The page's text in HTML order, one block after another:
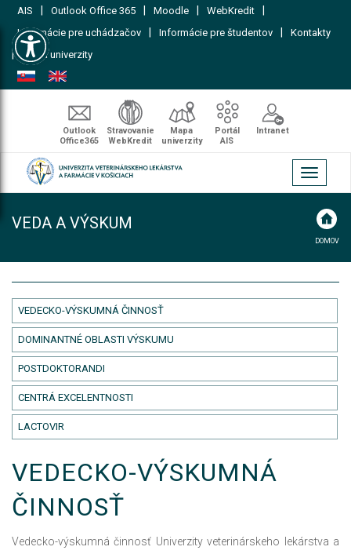
Open toolbar
AIS Outlook Office 365 Moodle WebKredit
Informácie pre uchádzačov Informácie pre študentov Kontakty
| Mapa univerzity
Outlook
Office365
Stravovanie
WebKredit
Mapa
univerzity
Portál
AIS
Intranet
Toggle
VEDA A VÝSKUM
DOMOV
VEDECKO-VÝSKUMNÁ ČINNOSŤ
DOMINANTNÉ OBLASTI VÝSKUMU
POSTDOKTORANDI
CENTRÁ EXCELENTNOSTI
LACTOVIR
VEDECKO-VÝSKUMNÁ
ČINNOSŤ
Vedecko-výskumná činnosť Univerzity veterinárskeho lekárstva a